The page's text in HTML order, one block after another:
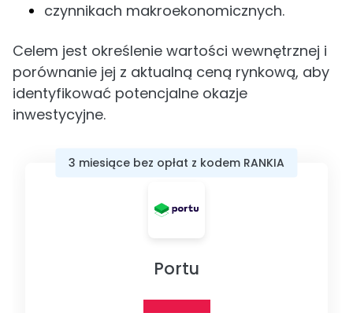
czynnikach makroekonomicznych.
Celem jest określenie wartości wewnętrznej i
porównanie jej z aktualną ceną rynkową, aby
identyfikować potencjalne okazje
inwestycyjne.
3 miesiące bez opłat z kodem RANKIA
Portu